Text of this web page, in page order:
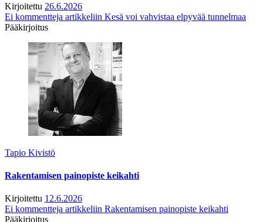
Kirjoitettu 26.6.2026
Ei kommentteja artikkeliin Kesä voi vahvistaa elpyvää tunnelmaa
Pääkirjoitus
Tapio Kivistö
Rakentamisen painopiste keikahti
Kirjoitettu 12.6.2026
Ei kommentteja artikkeliin Rakentamisen painopiste keikahti
Pääkirjoitus